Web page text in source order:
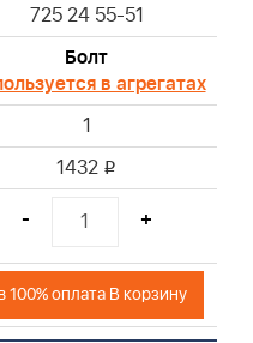
725 24 55-51
Болт
в агрегатах
1
1432 i
- +
100% оплата В корзину